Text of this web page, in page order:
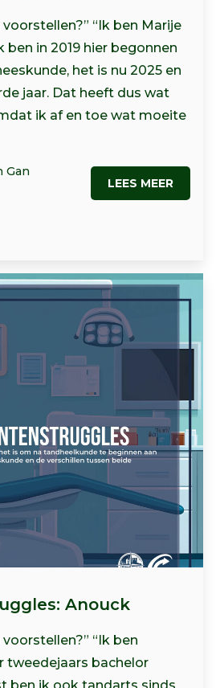
voorstellen?” “Ik ben Marije
ben in 2019 hier begonnen
het is nu 2025 en
jaar. Dat heeft dus wat
ik af en toe wat moeite
Gan
LEES MEER
Anouck
“Ik ben
tweedejaars bachelor
ben ik ook tandarts sinds